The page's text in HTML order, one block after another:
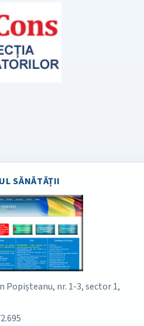
SĂNĂTĂȚII
Popișteanu, nr. 1-3, sector 1,